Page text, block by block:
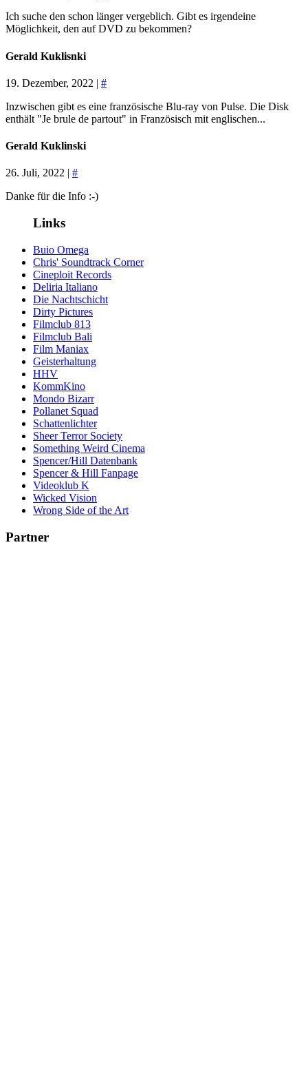
Ich suche den schon länger vergeblich. Gibt es irgendeine
Möglichkeit, den auf DVD zu bekommen?
Gerald Kuklisnki
19. Dezember, 2022 | #
Inzwischen gibt es eine französische Blu-ray von Pulse. Die Disk
enthält "Je brule de partout" in Französisch mit englischen...
Gerald Kuklinski
26. Juli, 2022 | #
Danke für die Info :-)
Links
Buio Omega
Chris' Soundtrack Corner
Cineploit Records
Deliria Italiano
Die Nachtschicht
Dirty Pictures
Filmclub 813
Filmclub Bali
Film Maniax
Geisterhaltung
HHV
KommKino
Mondo Bizarr
Pollanet Squad
Schattenlichter
Sheer Terror Society
Something Weird Cinema
Spencer/Hill Datenbank
Spencer & Hill Fanpage
Videoklub K
Wicked Vision
Wrong Side of the Art
Partner